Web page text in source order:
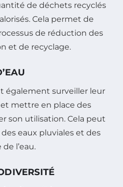
de déchets recyclés
Cela permet de
de réduction des
et de recyclage.
également surveiller leur
et mettre en place des
son utilisation. Cela peut
eaux pluviales et des
l’eau.